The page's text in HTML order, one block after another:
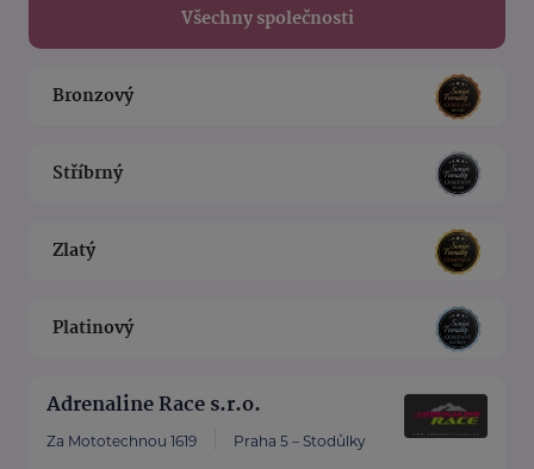
Všechny společnosti
Bronzový
Stříbrný
Zlatý
Platinový
Adrenaline Race s.r.o.
Za Mototechnou 1619 Praha 5 – Stodůlky